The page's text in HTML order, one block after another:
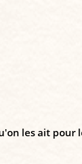
les ait pour